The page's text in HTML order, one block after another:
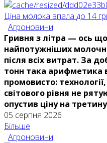
Ціна молока впала до 14
Агроновини
Гривня з літра — ось
найпотужніших
після всіх витрат. За
тонн така арифметика
промовисто:
світового рівня не
опустив ціну на
05 серпня 2026
Більше
Агроновини